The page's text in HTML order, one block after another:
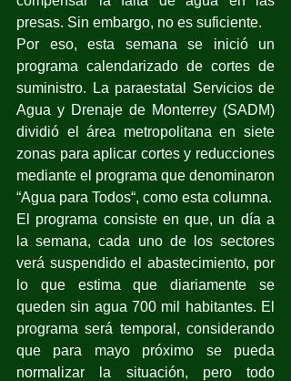
presas. Sin embargo, no es suficiente.
Por eso, esta semana se inició un
programa calendarizado de cortes de
suministro. La paraestatal Servicios de
Agua y Drenaje de Monterrey (SADM)
dividió el área metropolitana en siete
zonas para aplicar cortes y reducciones
mediante el programa que denominaron
“Agua para Todos“, como esta columna.
El programa consiste en que, un día a
la semana, cada uno de los sectores
verá suspendido el abastecimiento, por
lo que estima que diariamente se
queden sin agua 700 mil habitantes. El
programa será temporal, considerando
que para mayo próximo se pueda
normalizar la situación, pero todo